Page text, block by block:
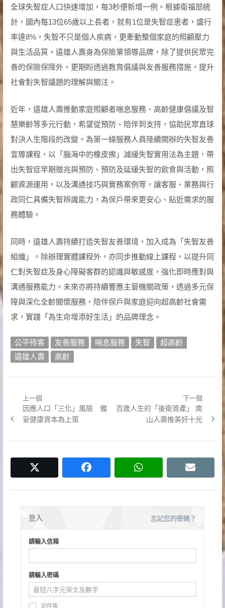
全球失智症人口快速增加，每3秒便新增一例。根據衛福部統
計，國內每13位65歲以上長者，就有1位是失智症患者，盛行
率達8%，失智不只是個人疾病，更牽動整個家庭的照顧壓力
與生活品質。遠雄人壽身為保險業領導品牌，除了提供民眾完
善的保險保障外，更期盼透過教育倡議與友善服務措施，提升
社會對失智議題的理解與關注。
近年，遠雄人壽推動家庭照顧者喘息服務、高齡健康倡議及智
慧樂齡等多元行動，希望從預防、陪伴到支持，協助民眾直球
對決人生階段的改變。為第一線服務人員陸續開辦的失智友善
宣導課程，以「腦海中的橡皮擦」減緩失智實用法為主題，帶
出失智症早期徵兆與預防、預防及延緩失智的飲食與活動，照
顧資源運用，以及溝通技巧與實務案例等，讓客服、業務與行
政同仁具備失智辨識能力，為保戶帶來更安心、貼近需求的服
務體驗。
同時，遠雄人壽持續打造失智友善環境，加入成為「失智友善
組織」。除辦理實體課程外，亦同步推動線上課程，以提升同
仁對失智症及身心障礙客群的認識與敏感度，強化即時應對與
溝通服務能力。未來亦將持續響應主管機關政策，透過多元保
障與深化全齡關懷服務，陪伴保戶與家庭迎向超高齡社會需
求，實踐「為生命增添好生活」的品牌理念。
公平待客 友善服務 喘息服務 失智
超高齡
遠雄人壽
高齡
章
導
覽
上一個
Previous
post:
因應人口「三化」風險 備
妥健康資本為上策
下一個
Next
百歲人生的「後衛資產」 南
山人壽推美好十光
facebook whatsapp email
登入 忘記您的密碼？
請輸入信箱
請輸入密碼
記住我